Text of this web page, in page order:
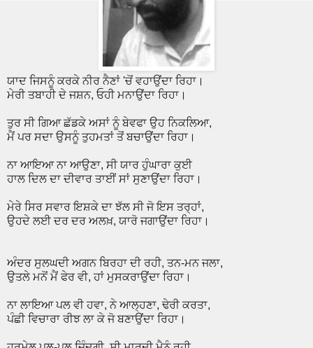
ਯਾਦ ਜਿਸਨੂੰ ਕਰਕੇ ਨੀਰ ਨੈਣਾਂ 'ਚੋਂ ਵਹਾਉਂਦਾ ਰਿਹਾ।
ਮੇਰੀ ਤਬਾਹੀ ਦੇ ਜਸ਼ਨ, ਓਹੀ ਮਨਾਉਂਦਾ ਰਿਹਾ।
ਤੁਰ ਸੀ ਗਿਆ ਛੱਡਕੇ ਅਸਾਂ ਨੂੰ ਬੇਵਫਾ ਉਹ ਨਿਕਲਿਆ,
ਮੈਂ ਪਰ ਸਦਾ ਉਸਨੂੰ ਤੁਹਮਤਾਂ ਤੋਂ ਬਚਾਉਂਦਾ ਰਿਹਾ।
ਨਾ ਆਇਆ ਨਾ ਆਉਣਾ, ਸੀ ਯਾਰ ਹੁੰਘਾਰਾ ਕੁਈ
ਹਾਲ ਦਿਲ ਦਾ ਦੀਵਾਰ ਤਾਈਂ ਸਾਂ ਸੁਣਾਉਂਦਾ ਰਿਹਾ।
ਮੇਰੇ ਸਿਰ ਸਵਾਰ ਇਸ਼ਕੇ ਦਾ ਝੱਲ ਸੀ ਜੋ ਇਸ ਤਰ੍ਹਾਂ,
ਉਹਦੇ ਲਈ ਦਰ ਦਰ ਅਲਖ਼, ਯਾਰੋ ਜਗਾਉਂਦਾ ਰਿਹਾ।
ਅੰਦਰ ਸੁਲਘਦੀ ਅਗਨ ਬਿਰਹਾ ਦੀ ਰਹੀ, ਤਨ-ਮਨ ਜਲਾ,
ਉਤਲੇ ਮਨੋਂ ਮੈਂ ਫੇਰ ਵੀ, ਹਾਂ ਮੁਸਕਰਾਉਂਦਾ ਰਿਹਾ।
ਨਾ ਲਾਇਆ ਪਲ ਵੀ ਹਵਾ, ਨੇ ਆਲ੍ਹਣਾ, ਢੇਰੀ ਕਰਤਾ,
ਪੰਛੀ ਵਿਚਾਰਾ ਰੀਝ ਲਾ ਕੇ ਜੋ ਬਣਾਉਂਦਾ ਰਿਹਾ।